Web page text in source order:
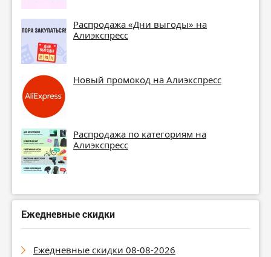
Распродажа «Дни выгоды» на
Алиэкспресс
Новый промокод на Алиэкспресс
Распродажа по категориям на
Алиэкспресс
Ежедневные скидки
Ежедневные скидки 08-08-2026